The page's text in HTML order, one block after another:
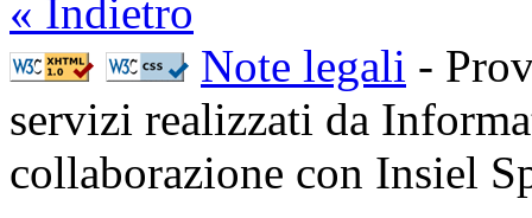
« Indietro
Note legali -
servizi realizzati da
collaborazione con Insiel